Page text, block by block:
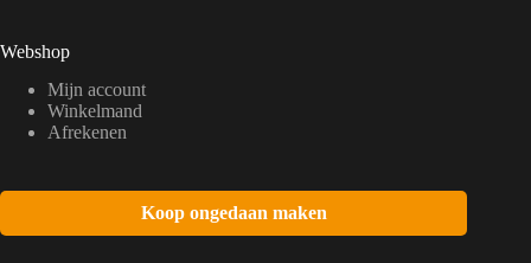
Webshop
Mijn account
Winkelmand
Afrekenen
Koop ongedaan maken